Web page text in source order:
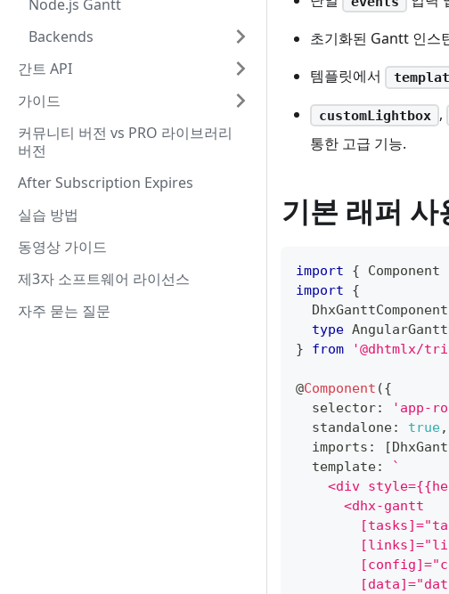
Node.js Gantt
Backends
간트 API
가이드
커뮤니티 버전 vs PRO 라이브러리
버전
After Subscription Expires
실습 방법
동영상 가이드
제3자 소프트웨어 라이선스
자주 묻는 질문
초기화된 Gantt 인스
템플릿에서
customLightbox ,
통한 고급 기능.
기본 래퍼 사
import { Component
import
{
  DhxGanttComponent
type
}
from '@dhtmlx/
@Component ({
  selector
: 'app-
  standalone
: true,
  imports
: [
  template
:
`
<div
      <dhx-gantt